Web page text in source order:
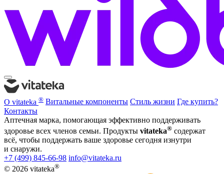
О vitateka ® Витальные компоненты Стиль жизни Где купить?
Контакты
Аптечная марка, помогающая эффективно поддерживать
здоровье всех членов семьи. Продукты vitateka® содержат
всё, чтобы поддержать ваше здоровье сегодня изнутри
и снаружи.
+7 (499) 845-66-98 info@vitateka.ru
© 2026 vitateka®